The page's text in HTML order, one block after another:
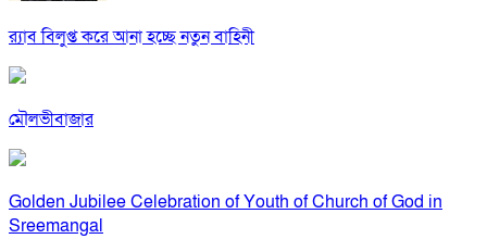
র‍্যাব বিলুপ্ত করে আনা হচ্ছে নতুন বাহিনী
মৌলভীবাজার
Golden Jubilee Celebration of Youth of Church of God in
Sreemangal